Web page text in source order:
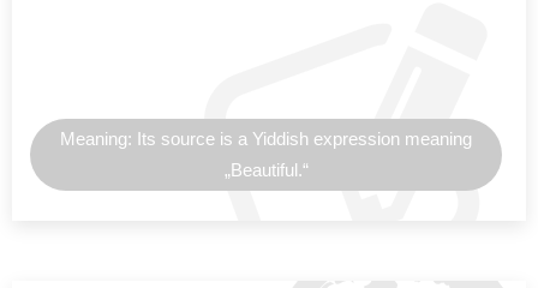
Meaning: Its source is a Yiddish expression meaning
„Beautiful.“